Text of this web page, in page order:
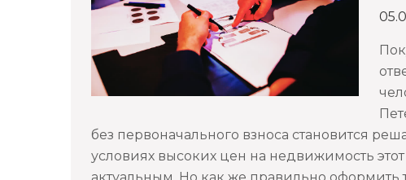
без первоначального взноса становится
условиях высоких цен на недвижимость этот